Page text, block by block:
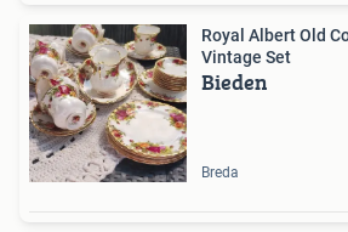
Royal Albert Old
Vintage Set
Bieden
Breda